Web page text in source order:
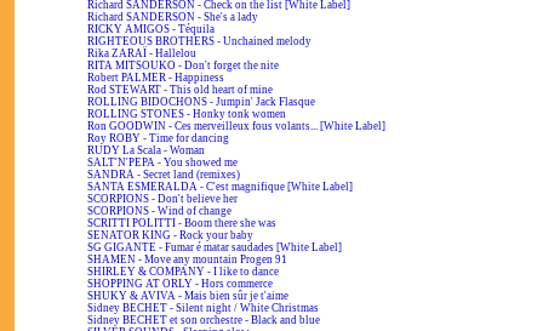
Richard SANDERSON - Check on the list [White Label]
Richard SANDERSON - She's a lady
RICKY AMIGOS - Téquila
RIGHTEOUS BROTHERS - Unchained melody
Rika ZARAÏ - Hallelou
RITA MITSOUKO - Don't forget the nite
Robert PALMER - Happiness
Rod STEWART - This old heart of mine
ROLLING BIDOCHONS - Jumpin' Jack Flasque
ROLLING STONES - Honky tonk women
Ron GOODWIN - Ces merveilleux fous volants... [White Label]
Roy ROBY - Time for dancing
RUDY La Scala - Woman
SALT'N'PEPA - You showed me
SANDRA - Secret land (remixes)
SANTA ESMERALDA - C'est magnifique [White Label]
SCORPIONS - Don't believe her
SCORPIONS - Wind of change
SCRITTI POLITTI - Boom there she was
SENATOR KING - Rock your baby
SG GIGANTE - Fumar é matar saudades [White Label]
SHAMEN - Move any mountain Progen 91
SHIRLEY & COMPANY - I like to dance
SHOPPING AT ORLY - Hors commerce
SHUKY & AVIVA - Mais bien sûr je t'aime
Sidney BECHET - Silent night / White Christmas
Sidney BECHET et son orchestre - Black and blue